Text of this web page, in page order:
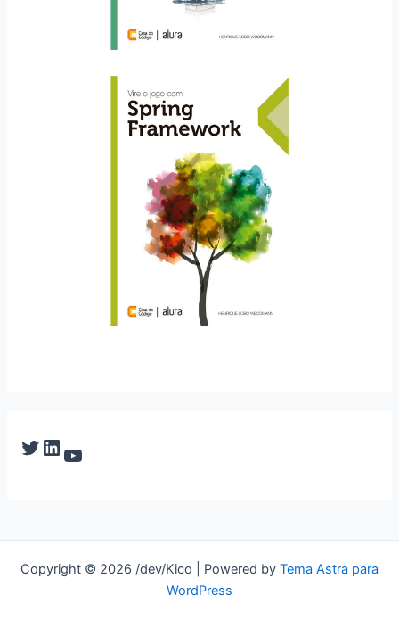
Twitter LinkedIn YouTube
Copyright © 2026 /dev/Kico | Powered by Tema Astra para
WordPress